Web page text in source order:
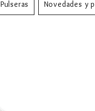
Pulseras Novedades y